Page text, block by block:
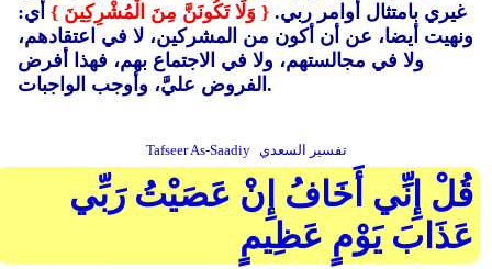
غيري بامتثال أوامر ربي. { وَلَا تَكُونَنَّ مِنَ الْمُشْرِكِينَ } أي:
ونهيت أيضا، عن أن أكون من المشركين، لا في اعتقادهم،
ولا في مجالستهم، ولا في الاجتماع بهم، فهذا أفرض
الفروض عليَّ، وأوجب الواجبات.
Tafseer As-Saadiy تفسير السعدي
قُلْ إِنِّي أَخَافُ إِنْ عَصَيْتُ رَبِّي
عَذَابَ يَوْمٍ عَظِيمٍ